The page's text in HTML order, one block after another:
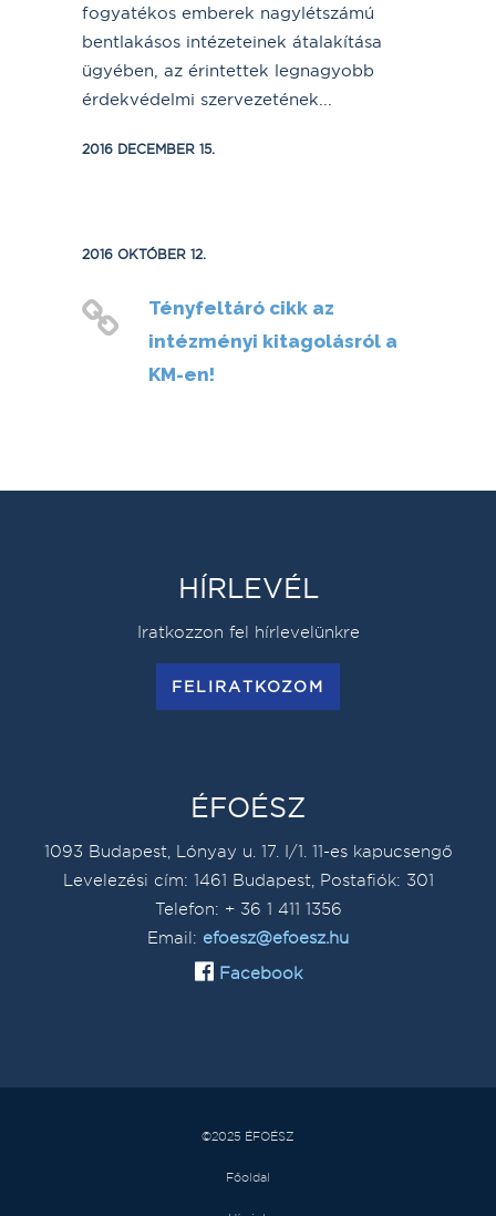
fogyatékos emberek nagylétszámú
bentlakásos intézeteinek átalakítása
ügyében, az érintettek legnagyobb
érdekvédelmi szervezetének...
2016 DECEMBER 15.
2016 OKTÓBER 12.
Tényfeltáró cikk az
intézményi kitagolásról a
KM-en!
HÍRLEVÉL
Iratkozzon fel hírlevelünkre
FELIRATKOZOM
ÉFOÉSZ
1093 Budapest, Lónyay u. 17. I/1. 11-es kapucsengő
Levelezési cím: 1461 Budapest, Postafiók: 301
Telefon: + 36 1 411 1356
Email: efoesz@efoesz.hu
Facebook
©2025 ÉFOÉSZ
Főoldal